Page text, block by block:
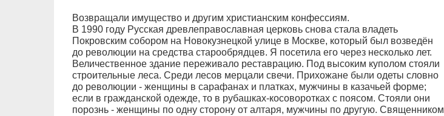
Возвращали имущество и другим христианским конфессиям.
В 1990 году Русская древлеправославная церковь снова стала владеть
Покровским собором на Новокузнецкой улице в Москве, который был возведён
до революции на средства старообрядцев. Я посетила его через несколько лет.
Величественное здание переживало реставрацию. Под высоким куполом стояли
строительные леса. Среди лесов мерцали свечи. Прихожане были одеты словно
до революции - женщины в сарафанах и платках, мужчины в казачьей форме;
если в гражданской одежде, то в рубашках-косоворотках с поясом. Стояли они
порознь - женщины по одну сторону от алтаря, мужчины по другую. Священником